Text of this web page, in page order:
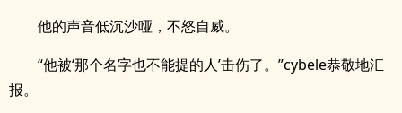
他的声音低沉沙哑，不怒自威。
“他被‘那个名字也不能提的人’击伤了。”cybele恭敬地汇
报。